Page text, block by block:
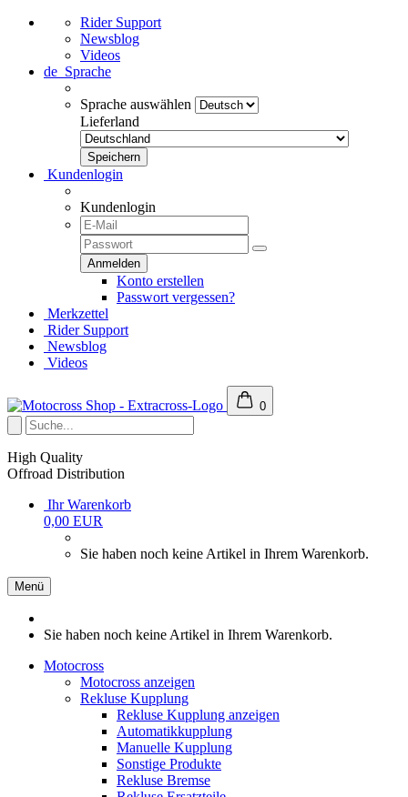
Rider Support
Newsblog
Videos
de Sprache
Sprache auswählen
Lieferland
Kundenlogin
Kundenlogin
Konto erstellen
Passwort vergessen?
Merkzettel
Rider Support
Newsblog
Videos
0
High Quality
Offroad Distribution
Ihr Warenkorb
0,00 EUR
Sie haben noch keine Artikel in Ihrem Warenkorb.
Menü
Sie haben noch keine Artikel in Ihrem Warenkorb.
Motocross
Motocross anzeigen
Rekluse Kupplung
Rekluse Kupplung anzeigen
Automatikkupplung
Manuelle Kupplung
Sonstige Produkte
Rekluse Bremse